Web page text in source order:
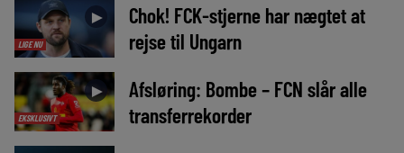
LIGE NU
►
Chok! FCK-stjerne har nægtet at
rejse til Ungarn
EKSKLUSIVT
►
Afsløring: Bombe – FCN slår alle
transferrekorder